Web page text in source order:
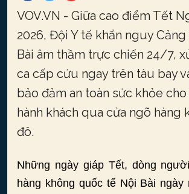
VOV.VN - Giữa cao điểm Tết
2026, Đội Y tế khẩn nguy Cảng
Bài âm thầm trực chiến 24/7,
ca cấp cứu ngay trên tàu bay
bảo đảm an toàn sức khỏe cho
hành khách qua cửa ngõ hàng
đô.
Những ngày giáp Tết, dòng
hàng không quốc tế Nội Bài ngày